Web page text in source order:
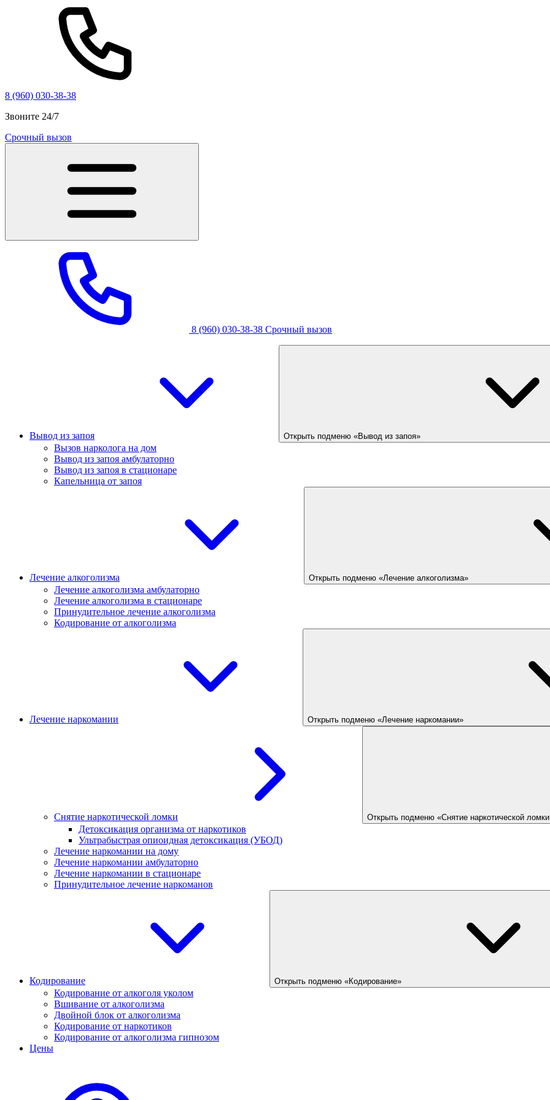
8 (960) 030-38-38
Звоните 24/7
Срочный вызов
8 (960) 030-38-38 Срочный вызов
Вывод из запоя Открыть подменю «Вывод из запоя»
Вызов нарколога на дом
Вывод из запоя амбулаторно
Вывод из запоя в стационаре
Капельница от запоя
Лечение алкоголизма Открыть подменю «Лечение алкоголизма»
Лечение алкоголизма амбулаторно
Лечение алкоголизма в стационаре
Принудительное лечение алкоголизма
Кодирование от алкоголизма
Лечение наркомании Открыть подменю «Лечение наркомании»
Снятие наркотической ломки Открыть подменю «Снятие наркотической
Детоксикация организма от наркотиков
Ультрабыстрая опиоидная детоксикация (УБОД)
Лечение наркомании на дому
Лечение наркомании амбулаторно
Лечение наркомании в стационаре
Принудительное лечение наркоманов
Кодирование Открыть подменю «Кодирование»
Кодирование от алкоголя уколом
Вшивание от алкоголизма
Двойной блок от алкоголизма
Кодирование от наркотиков
Кодирование от алкоголизма гипнозом
Цены